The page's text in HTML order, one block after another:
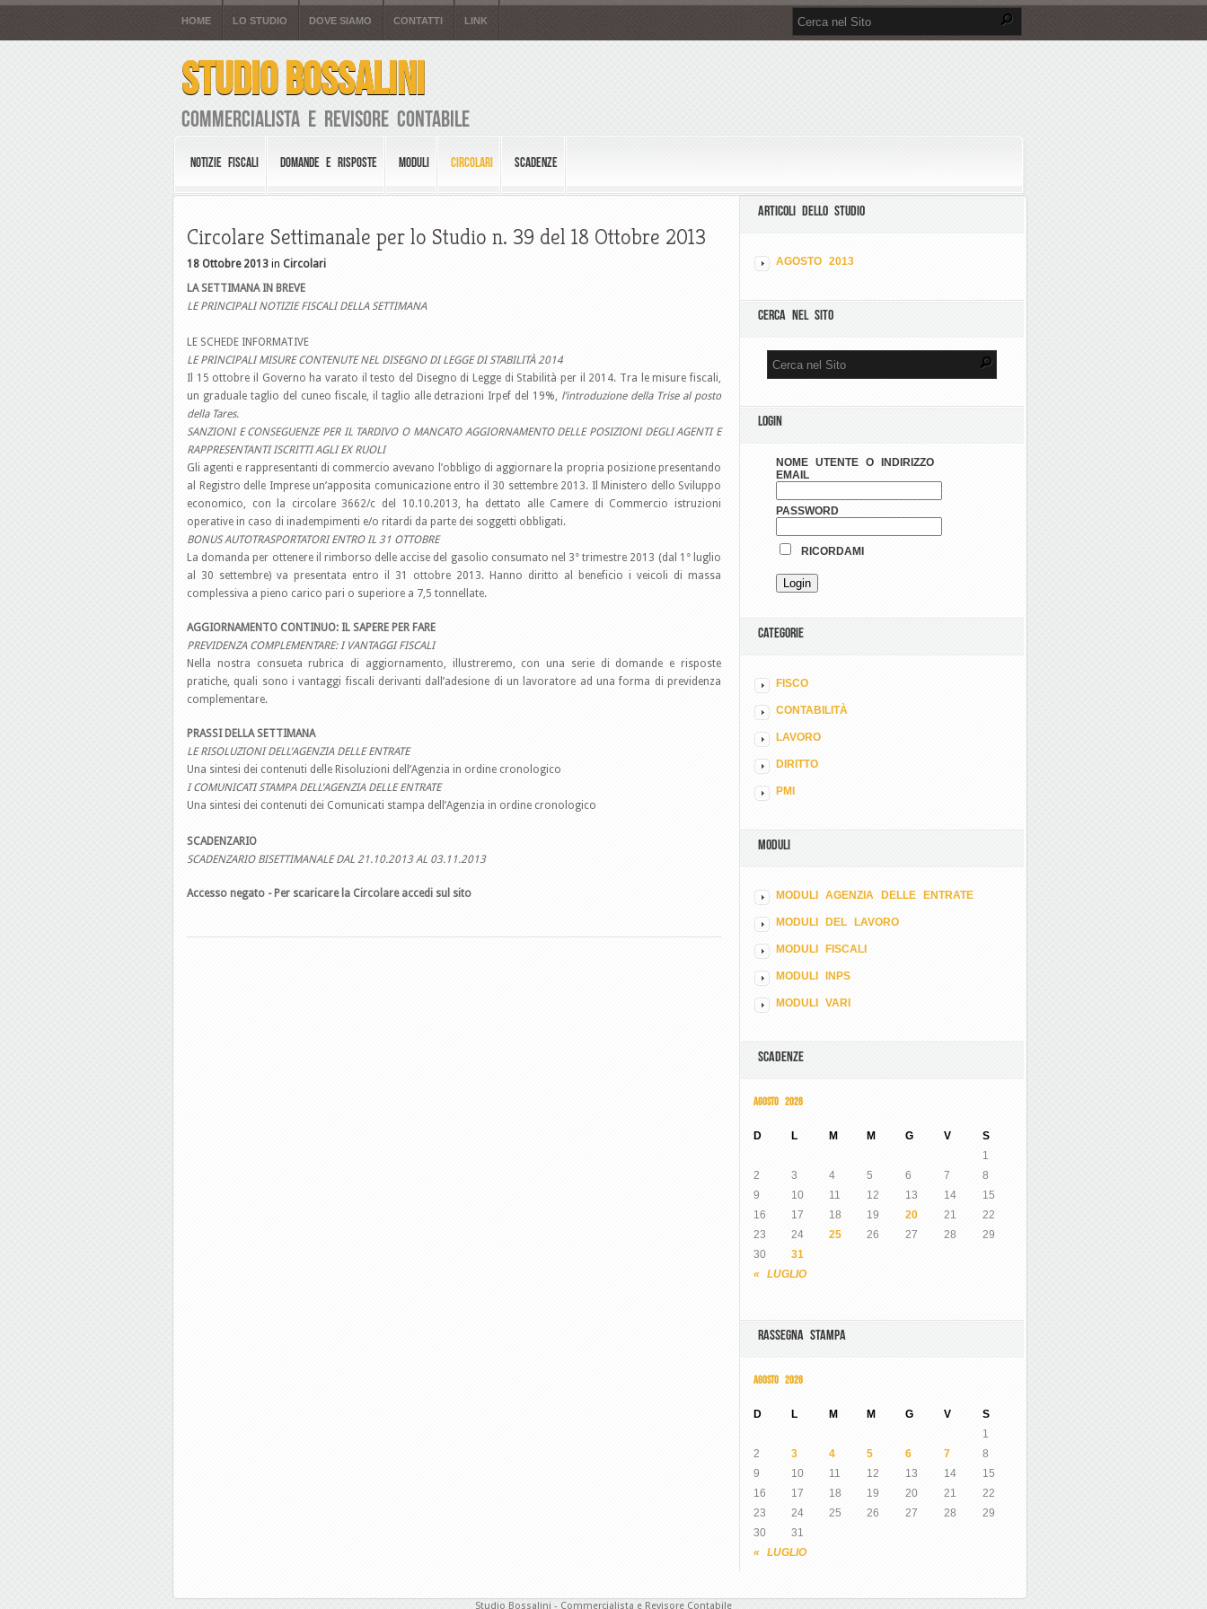
HOME LO STUDIO DOVE SIAMO CONTATTI LINK
STUDIO BOSSALINI
Commercialista e Revisore Contabile
NOTIZIE FISCALI DOMANDE E RISPOSTE MODULI CIRCOLARI SCADENZE
Circolare Settimanale per lo Studio n. 39 del 18 Ottobre 2013
18 Ottobre 2013 in Circolari
LA SETTIMANA IN BREVE
LE PRINCIPALI NOTIZIE FISCALI DELLA SETTIMANA
LE SCHEDE INFORMATIVE
LE PRINCIPALI MISURE CONTENUTE NEL DISEGNO DI LEGGE DI STABILITÀ 2014
Il 15 ottobre il Governo ha varato il testo del Disegno di Legge di Stabilità per il 2014. Tra le misure fiscali,
un graduale taglio del cuneo fiscale, il taglio alle detrazioni Irpef del 19%, l’introduzione della Trise al posto
della Tares.
SANZIONI E CONSEGUENZE PER IL TARDIVO O MANCATO AGGIORNAMENTO DELLE POSIZIONI DEGLI AGENTI E
RAPPRESENTANTI ISCRITTI AGLI EX RUOLI
Gli agenti e rappresentanti di commercio avevano l’obbligo di aggiornare la propria posizione presentando
al Registro delle Imprese un’apposita comunicazione entro il 30 settembre 2013. Il Ministero dello Sviluppo
economico, con la circolare 3662/c del 10.10.2013, ha dettato alle Camere di Commercio istruzioni
operative in caso di inadempimenti e/o ritardi da parte dei soggetti obbligati.
BONUS AUTOTRASPORTATORI ENTRO IL 31 OTTOBRE
La domanda per ottenere il rimborso delle accise del gasolio consumato nel 3° trimestre 2013 (dal 1° luglio
al 30 settembre) va presentata entro il 31 ottobre 2013. Hanno diritto al beneficio i veicoli di massa
complessiva a pieno carico pari o superiore a 7,5 tonnellate.
AGGIORNAMENTO CONTINUO: IL SAPERE PER FARE
PREVIDENZA COMPLEMENTARE: I VANTAGGI FISCALI
Nella nostra consueta rubrica di aggiornamento, illustreremo, con una serie di domande e risposte
pratiche, quali sono i vantaggi fiscali derivanti dall’adesione di un lavoratore ad una forma di previdenza
complementare.
PRASSI DELLA SETTIMANA
LE RISOLUZIONI DELL’AGENZIA DELLE ENTRATE
Una sintesi dei contenuti delle Risoluzioni dell’Agenzia in ordine cronologico
I COMUNICATI STAMPA DELL’AGENZIA DELLE ENTRATE
Una sintesi dei contenuti dei Comunicati stampa dell’Agenzia in ordine cronologico
SCADENZARIO
SCADENZARIO BISETTIMANALE DAL 21.10.2013 AL 03.11.2013
Accesso negato - Per scaricare la Circolare accedi sul sito
ARTICOLI DELLO STUDIO
AGOSTO 2013
CERCA NEL SITO
LOGIN
NOME UTENTE O INDIRIZZO
EMAIL
PASSWORD
RICORDAMI
CATEGORIE
FISCO
CONTABILITÀ
LAVORO
DIRITTO
PMI
MODULI
MODULI AGENZIA DELLE ENTRATE
MODULI DEL LAVORO
MODULI FISCALI
MODULI INPS
MODULI VARI
SCADENZE
AGOSTO 2026
D L M M G V S
« LUGLIO
1
2
3 4 5 6 7
8
9
10 11 12 13 14
15
16
17 18 19 20 21
22
23
24 25 26 27 28
29
30
31
RASSEGNA STAMPA
AGOSTO 2026
D L M M G V S
« LUGLIO
1
2
3 4 5 6 7
8
9
10 11 12 13 14
15
16
17 18 19 20 21
22
23
24 25 26 27 28
29
30
31
Studio Bossalini - Commercialista e Revisore Contabile